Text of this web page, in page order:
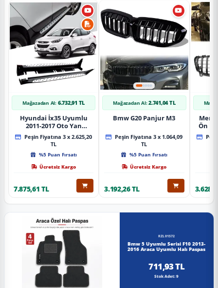
Mağazadan Al: 6.732,91 TL
Hyundai İx35 Uyumlu
2011-2017 Oto Yan
Basamak Koruma Side
Step Bmw Style
Peşin Fiyatına 3 x 2.625,20
TL
%5 Puan Fırsatı
Ücretsiz Kargo
7.875,61 TL
Mağazadan Al: 2.741,04 TL
Bmw G20 Panjur M3
Peşin Fiyatına 3 x 1.064,09
TL
%5 Puan Fırsatı
Ücretsiz Kargo
3.192,26 TL
Ön
RZL01572
Bmw 5 Uyumlu Serisi F10 2013-
2016 Araca Uyumlu Halı Paspas
711,93 TL
Stok Adet: 9